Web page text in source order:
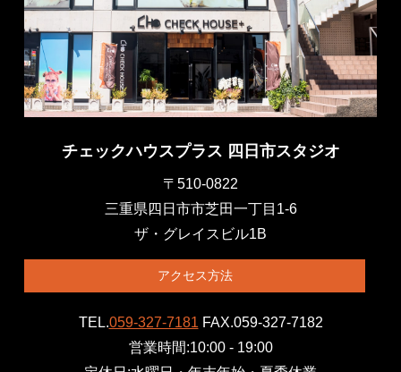
チェックハウスプラス 四日市スタジオ
〒510-0822
三重県四日市市芝田一丁目1-6
ザ・グレイスビル1B
アクセス方法
TEL.059-327-7181 FAX.059-327-7182
営業時間:10:00 - 19:00